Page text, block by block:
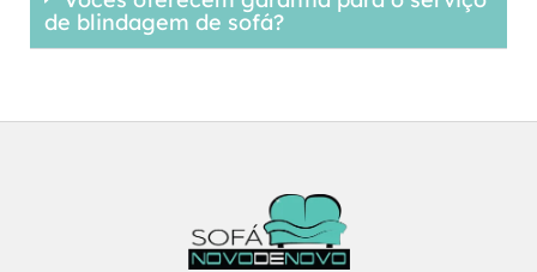
de blindagem de sofá?